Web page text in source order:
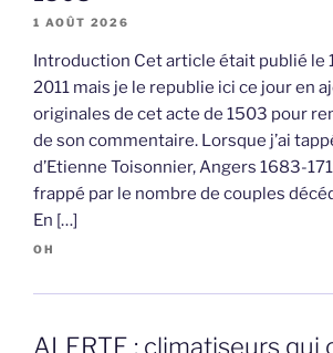
1 AOÛT 2026
Introduction Cet article était publié le
2011 mais je le republie ici ce jour en
originales de cet acte de 1503 pour
de son commentaire. Lorsque j’ai
d’Etienne Toisonnier, Angers 1683-
frappé par le nombre de couples
En […]
OH
ALERTE : climatiseurs